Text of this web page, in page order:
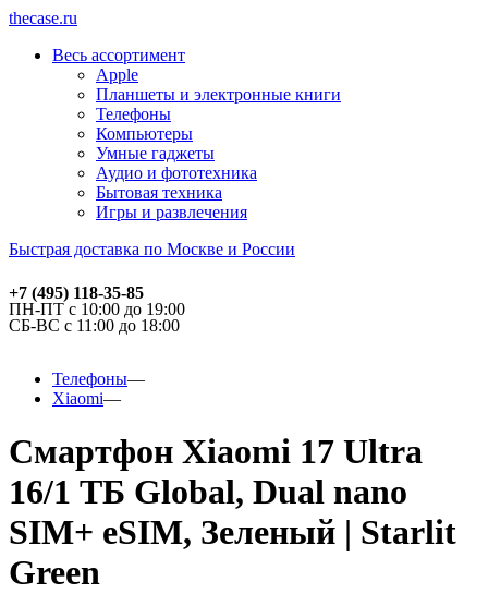
thecase.ru
Весь ассортимент
Apple
Планшеты и электронные книги
Телефоны
Компьютеры
Умные гаджеты
Аудио и фототехника
Бытовая техника
Игры и развлечения
Быстрая доставка по Москве и России
+7 (495) 118-35-85
ПН-ПТ с 10:00 до 19:00
СБ-ВС с 11:00 до 18:00
Телефоны
Xiaomi
Смартфон Xiaomi 17 Ultra
16/1 ТБ Global, Dual nano
SIM+ eSIM, Зеленый | Starlit
Green